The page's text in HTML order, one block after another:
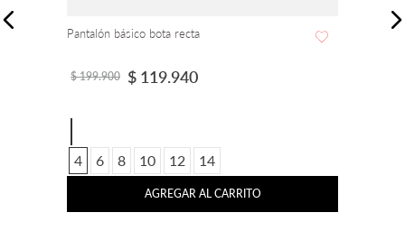
$ 329 900 $ 79 900